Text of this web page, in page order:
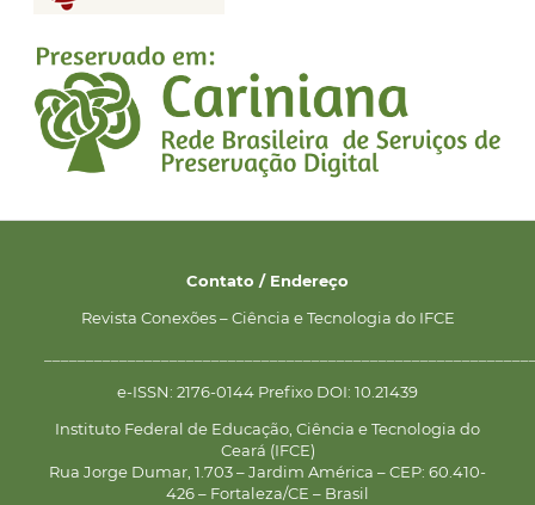
Contato / Endereço
Revista Conexões – Ciência e Tecnologia do IFCE
e-ISSN: 2176-0144 Prefixo DOI: 10.21439
Instituto Federal de Educação, Ciência e Tecnologia do
Ceará (IFCE)
Rua Jorge Dumar, 1.703 – Jardim América – CEP: 60.410-
426 – Fortaleza/CE – Brasil